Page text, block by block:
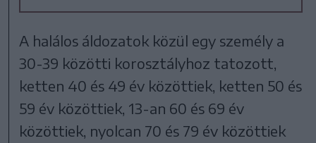
A halálos áldozatok közül egy személy a
30-39 közötti korosztályhoz tatozott,
ketten 40 és 49 év közöttiek, ketten 50 és
59 év közöttiek, 13-an 60 és 69 év
közöttiek, nyolcan 70 és 79 év közöttiek